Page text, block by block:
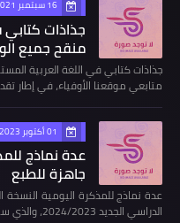
16 سبتمبر 2021
جذاذات
منقح جميع
جذاذات كتابي في اللغة العربية
متابعي موقعنا الأوفياء، في إطار
01 أكتوبر 2023
عدة نماذج
جاهزة للطبع
عدة نماذج للمذكرة اليومية
الدراسي الجديد 2024/2023، والذي سيشهد …